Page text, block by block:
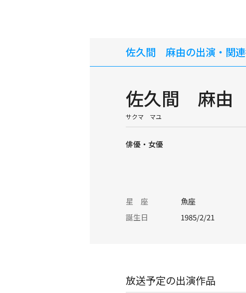
佐久間 麻由の出演・関
佐久間 麻由
サクマ マユ
俳優・女優
星 座
魚座
誕生日
1985/2/21
放送予定の出演作品